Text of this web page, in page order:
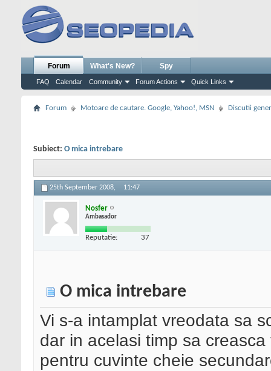
Forum
FAQ Calendar Community Forum Actions Quick Links
What's New? Spy
Forum Motoare de cautare. Google, Yahoo!, MSN Discutii
Subiect: O mica intrebare
25th September 2008, 11:47
Nosfer
Ambasador
Reputatie: 37
O mica intrebare
Vi s-a intamplat vreodata sa
dar in acelasi timp sa
pentru cuvinte cheie